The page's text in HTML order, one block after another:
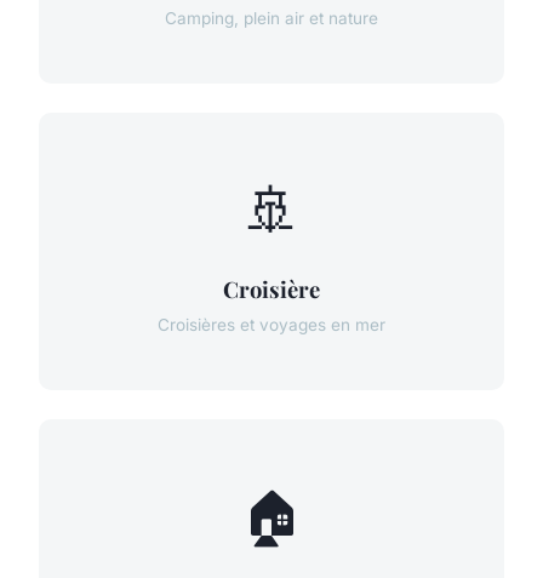
Camping, plein air et nature
🚢
Croisière
Croisières et voyages en mer
🏠